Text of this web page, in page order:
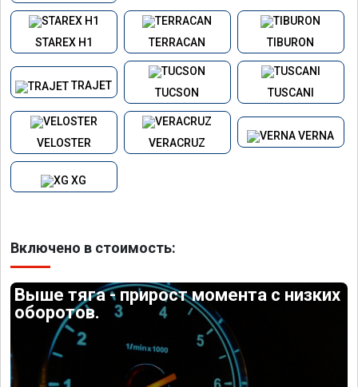
STAREX H1 TERRACAN TIBURON
TRAJET
TUCSON TUSCANI
VELOSTER VERACRUZ
VERNA
XG
Включено в стоимость:
Выше тяга - прирост момента с низких
оборотов.